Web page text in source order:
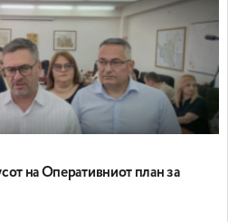
на Оперативниот план за